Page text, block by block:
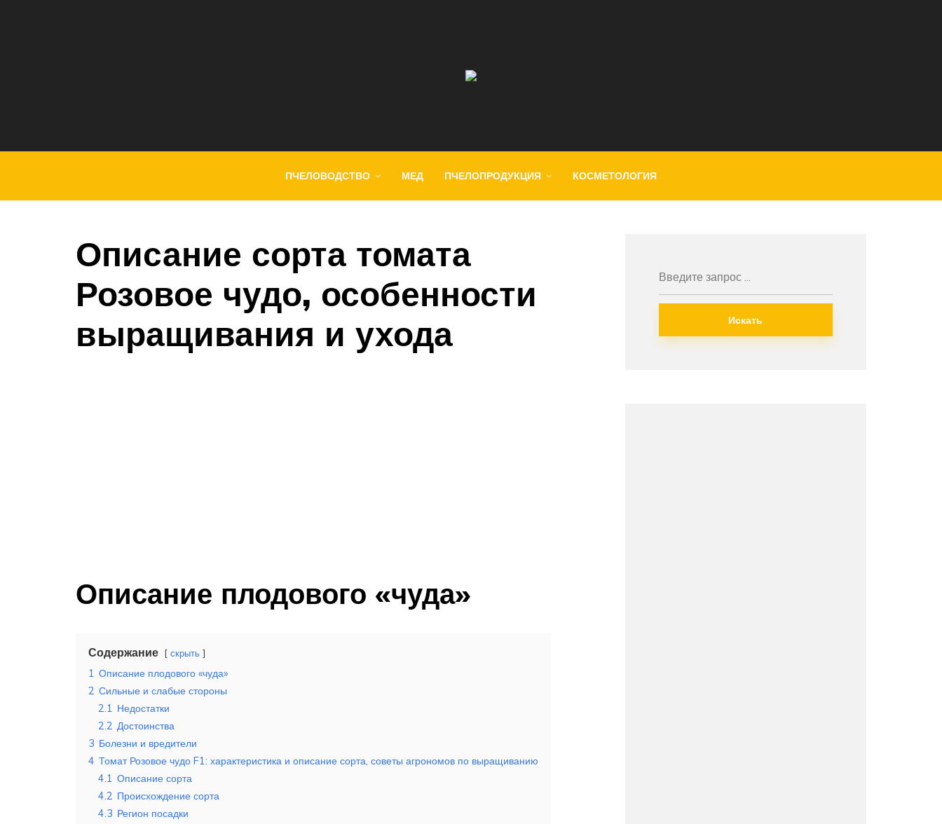
ПЧЕЛОВОДСТВО МЕД ПЧЕЛОПРОДУКЦИЯ КОСМЕТОЛОГИЯ
Описание сорта томата
Розовое чудо, особенности
выращивания и ухода
Описание плодового «чуда»
Содержание скрыть
1 Описание плодового «чуда»
2 Сильные и слабые стороны
2.1 Недостатки
2.2 Достоинства
3 Болезни и вредители
4 Томат Розовое чудо F1: характеристика и описание сорта, советы агрономов по выращиванию
4.1 Описание сорта
4.2 Происхождение сорта
4.3 Регион посадки
Искать